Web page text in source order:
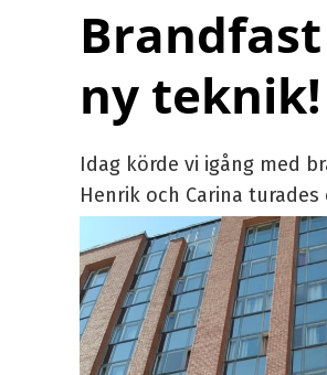
ny teknik!
Idag körde vi igång med
Henrik och Carina